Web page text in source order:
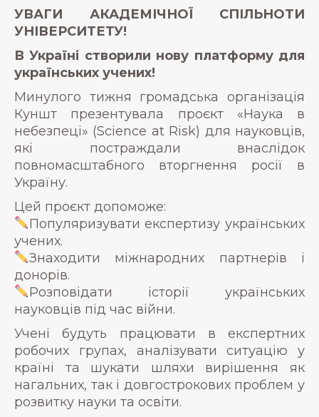
УВАГИ АКАДЕМІЧНОЇ СПІЛЬНОТИ
УНІВЕРСИТЕТУ!
В Україні створили нову платформу для
українських учених!
Минулого тижня громадська організація
Куншт презентувала проєкт «Наука в
небезпеці» (Science at Risk) для науковців,
які постраждали внаслідок
повномасштабного вторгнення росії в
Україну.
Цей проєкт допоможе:
Популяризувати експертизу українських
учених.
Знаходити міжнародних партнерів і
донорів.
Розповідати історії українських
науковців під час війни.
Учені будуть працювати в експертних
робочих групах, аналізувати ситуацію у
країні та шукати шляхи вирішення як
нагальних, так і довгострокових проблем у
розвитку науки та освіти.